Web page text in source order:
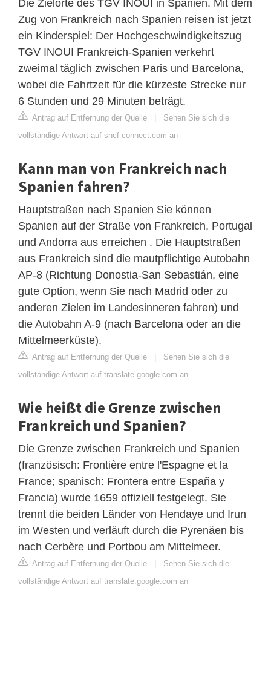
Die Zielorte des TGV INOUI in Spanien. Mit dem
Zug von Frankreich nach Spanien reisen ist jetzt
ein Kinderspiel: Der Hochgeschwindigkeitszug
TGV INOUI Frankreich-Spanien verkehrt
zweimal täglich zwischen Paris und Barcelona,
wobei die Fahrtzeit für die kürzeste Strecke nur
6 Stunden und 29 Minuten beträgt.
Antrag auf Entfernung der Quelle | Sehen Sie sich die
vollständige Antwort auf sncf-connect.com an
Kann man von Frankreich nach
Spanien fahren?
Hauptstraßen nach Spanien Sie können
Spanien auf der Straße von Frankreich, Portugal
und Andorra aus erreichen . Die Hauptstraßen
aus Frankreich sind die mautpflichtige Autobahn
AP-8 (Richtung Donostia-San Sebastián, eine
gute Option, wenn Sie nach Madrid oder zu
anderen Zielen im Landesinneren fahren) und
die Autobahn A-9 (nach Barcelona oder an die
Mittelmeerküste).
Antrag auf Entfernung der Quelle | Sehen Sie sich die
vollständige Antwort auf translate.google.com an
Wie heißt die Grenze zwischen
Frankreich und Spanien?
Die Grenze zwischen Frankreich und Spanien
(französisch: Frontière entre l'Espagne et la
France; spanisch: Frontera entre España y
Francia) wurde 1659 offiziell festgelegt. Sie
trennt die beiden Länder von Hendaye und Irun
im Westen und verläuft durch die Pyrenäen bis
nach Cerbère und Portbou am Mittelmeer.
Antrag auf Entfernung der Quelle | Sehen Sie sich die
vollständige Antwort auf translate.google.com an